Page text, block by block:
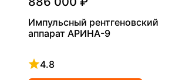
Импульсный рентгеновский
аппарат АРИНА-9
4.8
Рейтинг 4.8 из 5